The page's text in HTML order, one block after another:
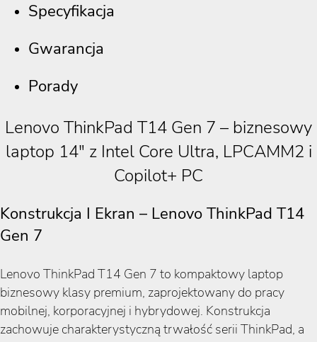
Specyfikacja
Gwarancja
Porady
Lenovo ThinkPad T14 Gen 7 – biznesowy
laptop 14″ z Intel Core Ultra, LPCAMM2 i
Copilot+ PC
Konstrukcja I Ekran – Lenovo ThinkPad T14
Gen 7
Lenovo ThinkPad T14 Gen 7 to kompaktowy laptop
biznesowy klasy premium, zaprojektowany do pracy
mobilnej, korporacyjnej i hybrydowej. Konstrukcja
zachowuje charakterystyczną trwałość serii ThinkPad, a